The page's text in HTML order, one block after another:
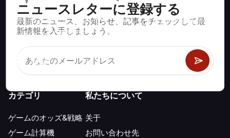
ニュースレターに登録する
最新のニュース、お知らせ、記事をチェックして最
新情報を入手しましょう。
ブラックジャック、クラップス、ルーレットなど、数百種類の
カジノゲームで数学的に正しい戦略と情報。
カテゴリ
ゲームのオッズ&戦略
ゲーム計算機
私たちについて
关于
お問い合わせ先